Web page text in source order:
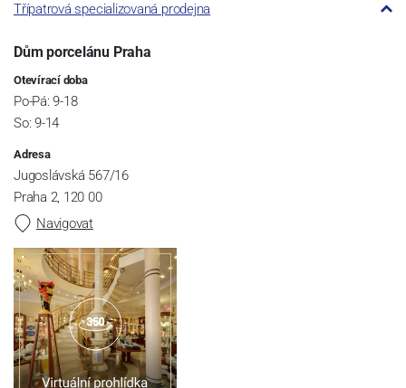
Třípatrová specializovaná prodejna
Dům porcelánu Praha
Otevírací doba
Po-Pá: 9-18
So: 9-14
Adresa
Jugoslávská 567/16
Praha 2, 120 00
Navigovat